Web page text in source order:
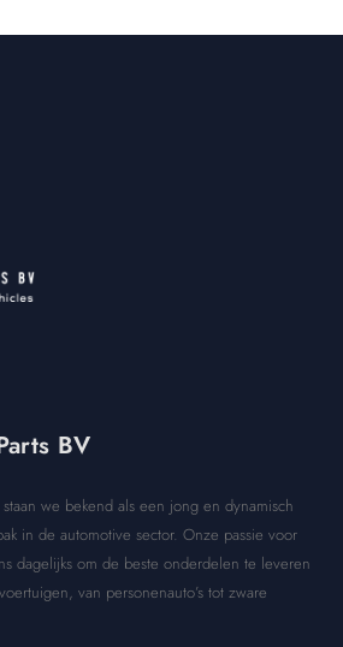
BV
we bekend als een jong en dynamisch
in de automotive sector. Onze passie voor
dagelijks om de beste onderdelen te leveren
van personenauto’s tot zware